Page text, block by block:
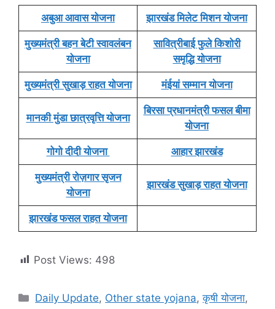
अबुआ आवास योजना झारखंड मिलेट मिशन योजना
मुख्यमंत्री बहन बेटी स्वावलंबन
योजना
सावित्रीबाई फुले किशोरी
समृद्धि योजना
मुख्यमंत्री सुखाड़ राहत योजना मंईयां सम्मान योजना
मानकी मुंडा छात्रवृत्ति योजना
बिरसा प्रधानमंत्री फसल बीमा
योजना
गोगो दीदी योजना आहार झारखंड
मुख्यमंत्री रोज़गार सृजन
योजना
झारखंड सुखाड़ राहत योजना
झारखंड फसल राहत योजना
Post Views: 498
Categories
Daily Update, Other state yojana,कृषी योजना,